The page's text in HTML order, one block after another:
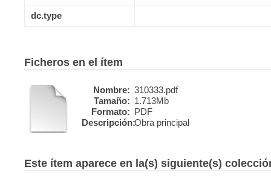
dc.type
Ficheros en el ítem
Nombre: 310333.pdf
Tamaño: 1.713Mb
Formato: PDF
Descripción:Obra principal
Este ítem aparece en la(s) siguiente(s)